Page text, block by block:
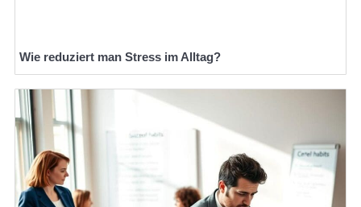
Wie reduziert man Stress im Alltag?